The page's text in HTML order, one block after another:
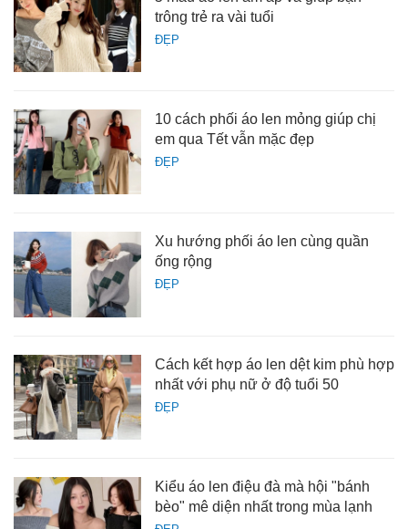
ĐẸP
trông trẻ ra vài tuổi
ĐẸP
10 cách phối áo len mỏng giúp chị
em qua Tết vẫn mặc đẹp
ĐẸP
Xu hướng phối áo len cùng quần
ống rộng
ĐẸP
Cách kết hợp áo len dệt kim phù hợp
nhất với phụ nữ ở độ tuổi 50
Kiểu áo len điệu đà mà hội "bánh
bèo" mê diện nhất trong mùa lạnh